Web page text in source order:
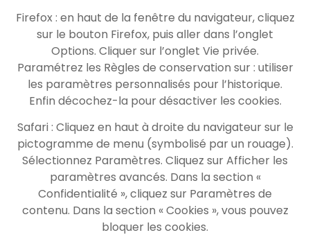
Firefox : en haut de la fenêtre du navigateur, cliquez
sur le bouton Firefox, puis aller dans l’onglet
Options. Cliquer sur l’onglet Vie privée.
Paramétrez les Règles de conservation sur : utiliser
les paramètres personnalisés pour l’historique.
Enfin décochez-la pour désactiver les cookies.
Safari : Cliquez en haut à droite du navigateur sur le
pictogramme de menu (symbolisé par un rouage).
Sélectionnez Paramètres. Cliquez sur Afficher les
paramètres avancés. Dans la section «
Confidentialité », cliquez sur Paramètres de
contenu. Dans la section « Cookies », vous pouvez
bloquer les cookies.